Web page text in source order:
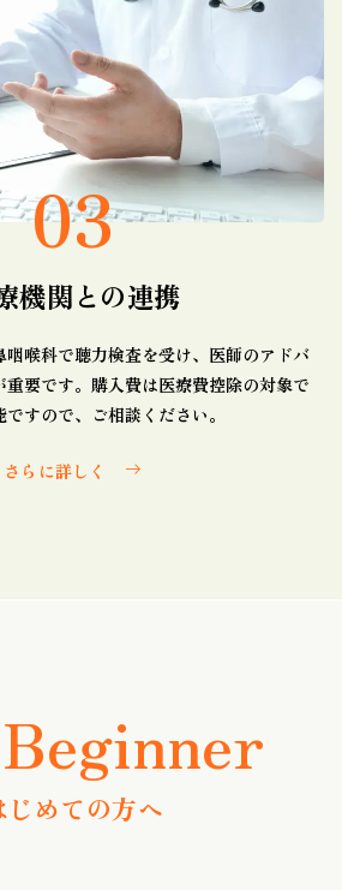
03
機関との連携
喉科で聴力検査を受け、医師のアドバ
重要です。購入費は医療費控除の対象で
すので、ご相談ください。
さらに詳しく
じめての方へ